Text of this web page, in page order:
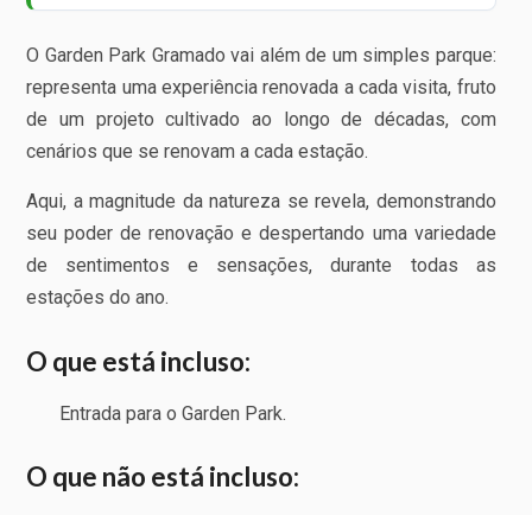
O Garden Park Gramado vai além de um simples parque:
representa uma experiência renovada a cada visita, fruto
de um projeto cultivado ao longo de décadas, com
cenários que se renovam a cada estação.
Aqui, a magnitude da natureza se revela, demonstrando
seu poder de renovação e despertando uma variedade
de sentimentos e sensações, durante todas as
estações do ano.
O que está incluso:
Entrada para o Garden Park.
O que não está incluso: